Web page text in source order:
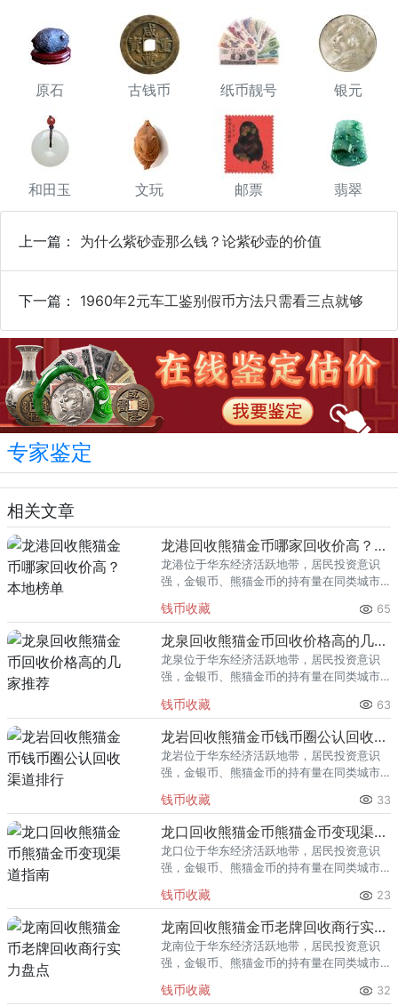
原石 古钱币 纸币靓号 银元
和田玉 文玩 邮票 翡翠
上一篇： 为什么紫砂壶那么钱？论紫砂壶的价值
下一篇： 1960年2元车工鉴别假币方法只需看三点就够
专家鉴定
相关文章
龙港回收熊猫金币哪家回收价高？本地榜单
龙港位于华东经济活跃地带，居民投资意识
强，金银币、熊猫金币的持有量在同类城市
熊猫金币的需求就明显升温，但鱼龙混杂的
回收渠道里，能精准识别版别溢
钱币收藏 65
龙泉回收熊猫金币回收价格高的几家推荐
龙泉位于华东经济活跃地带，居民投资意识
强，金银币、熊猫金币的持有量在同类城市
熊猫金币的需求就明显升温，但鱼龙混杂的
回收渠道里，能精准识别版别溢
钱币收藏 63
龙岩回收熊猫金币钱币圈公认回收渠道排行
龙岩位于华东经济活跃地带，居民投资意识
强，金银币、熊猫金币的持有量在同类城市
熊猫金币的需求就明显升温，但鱼龙混杂的
回收渠道里，能精准识别版别溢
钱币收藏 33
龙口回收熊猫金币熊猫金币变现渠道指南
龙口位于华东经济活跃地带，居民投资意识
强，金银币、熊猫金币的持有量在同类城市
熊猫金币的需求就明显升温，但鱼龙混杂的
回收渠道里，能精准识别版别溢
钱币收藏 23
龙南回收熊猫金币老牌回收商行实力盘点
龙南位于华东经济活跃地带，居民投资意识
强，金银币、熊猫金币的持有量在同类城市
熊猫金币的需求就明显升温，但鱼龙混杂的
钱币收藏 32